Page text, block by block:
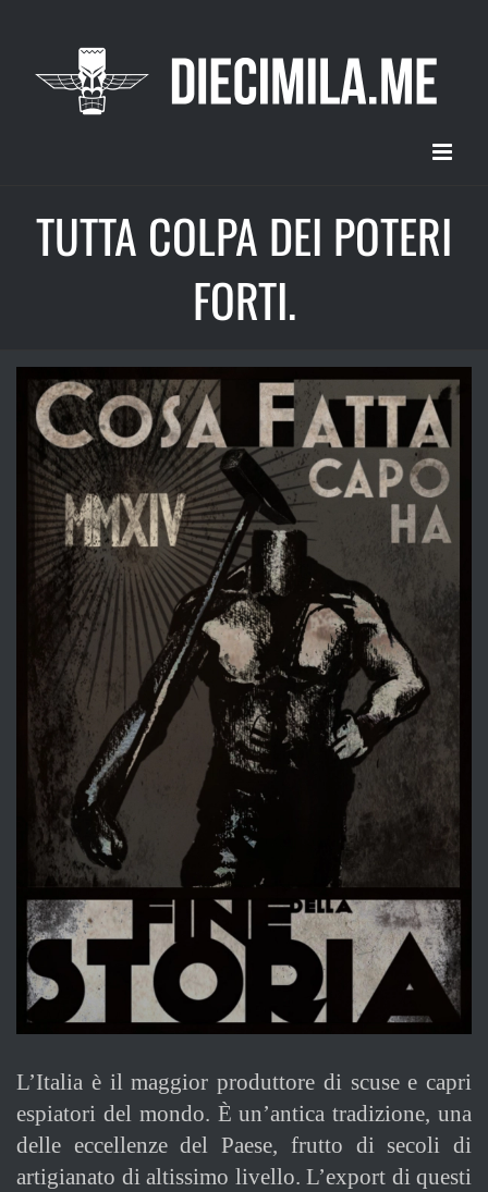
contenuto
TUTTA COLPA DEI POTERI
FORTI.
Ingrandisci
immagine
L’Italia è il maggior produttore di scuse e capri
espiatori del mondo. È un’antica tradizione, una
delle eccellenze del Paese, frutto di secoli di
artigianato di altissimo livello. L’export di questi